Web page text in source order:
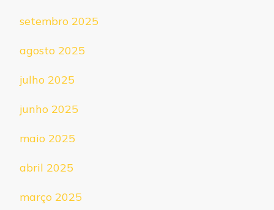
setembro 2025
agosto 2025
julho 2025
junho 2025
maio 2025
abril 2025
março 2025